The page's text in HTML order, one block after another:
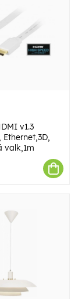
v1.3
valk,1m